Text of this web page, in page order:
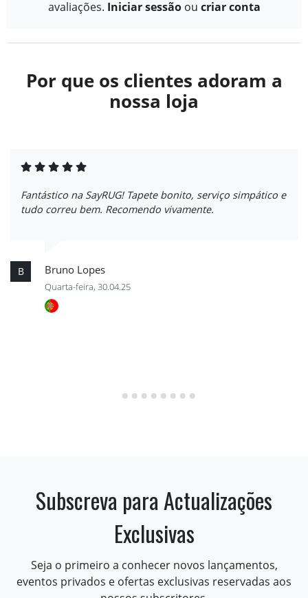
avaliações. Iniciar sessão ou criar conta
Por que os clientes adoram a
nossa loja
Fantástico na SayRUG! Tapete bonito, serviço simpático e
tudo correu bem. Recomendo vivamente.
B Bruno Lopes
Quarta-feira, 30.04.25
Subscreva para Actualizações
Exclusivas
Seja o primeiro a conhecer novos lançamentos,
eventos privados e ofertas exclusivas reservadas aos